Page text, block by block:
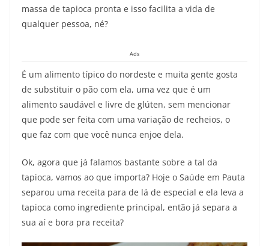
massa de tapioca pronta e isso facilita a vida de
qualquer pessoa, né?
Ads
É um alimento típico do nordeste e muita gente gosta
de substituir o pão com ela, uma vez que é um
alimento saudável e livre de glúten, sem mencionar
que pode ser feita com uma variação de recheios, o
que faz com que você nunca enjoe dela.
Ok, agora que já falamos bastante sobre a tal da
tapioca, vamos ao que importa? Hoje o Saúde em Pauta
separou uma receita para de lá de especial e ela leva a
tapioca como ingrediente principal, então já separa a
sua aí e bora pra receita?